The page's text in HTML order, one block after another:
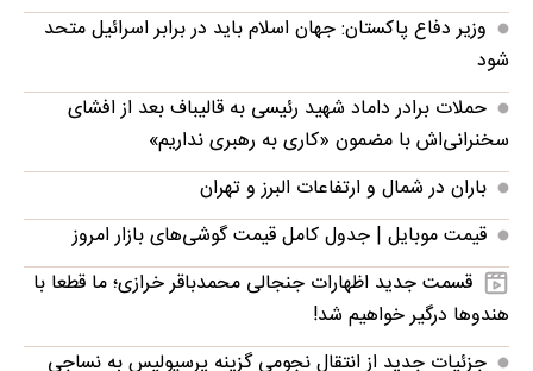
وزیر دفاع پاکستان: جهان اسلام باید در برابر اسرائیل متحد
شود
حملات برادر داماد شهید رئیسی به قالیباف بعد از افشای
سخنرانی‌اش با مضمون «کاری به رهبری نداریم»
باران در شمال و ارتفاعات البرز و تهران
قیمت موبایل‌ | جدول کامل قیمت گوشی‌های بازار امروز
قسمت جدید اظهارات جنجالی محمدباقر خرازی؛ ما قطعا با
هندوها درگیر خواهیم شد!
جزئیات جدید از انتقال نجومی گزینه پرسپولیس به نساجی